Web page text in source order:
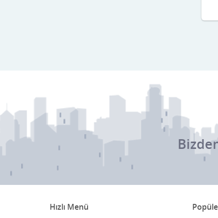
Erzurum
Eskişehir
Hızlı Menü